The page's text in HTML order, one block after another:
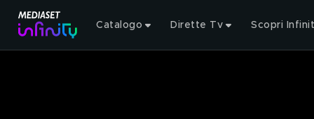
Catalogo Dirette Tv Scopri